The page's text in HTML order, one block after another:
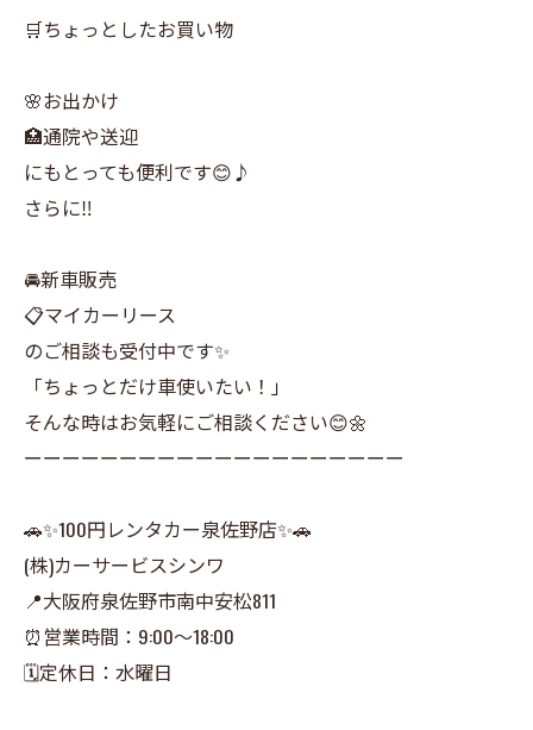
🛒ちょっとしたお買い物
🌸お出かけ
🏥通院や送迎
にもとっても便利です😊♪
さらに‼️
🚘新車販売
📋マイカーリース
のご相談も受付中です✨
「ちょっとだけ車使いたい！」
そんな時はお気軽にご相談ください😊🌼
ーーーーーーーーーーーーーーーーーーーー
🚗✨100円レンタカー泉佐野店✨🚗
(株)カーサービスシンワ
📍大阪府泉佐野市南中安松811
⏰営業時間：9:00〜18:00
🗓定休日：水曜日